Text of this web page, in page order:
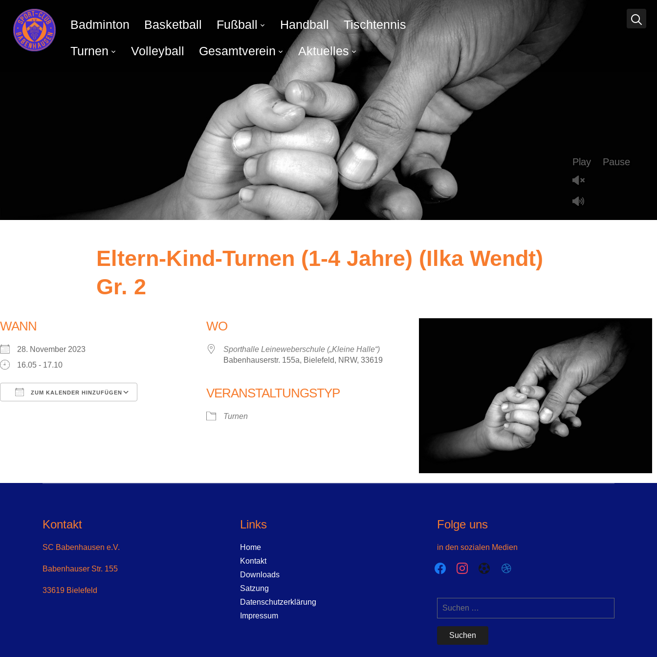
Badminton Basketball Fußball Handball
Tischtennis
Turnen
Volleyball Gesamtverein Aktuelles
Play Pause
Eltern-Kind-Turnen (1-4 Jahre) (Ilka Wendt)
Gr. 2
WANN
28. November 2023
16.05 - 17.10
ZUM KALENDER HINZUFÜGEN
Outlook Live
WO
Sporthalle Leineweberschule („Kleine Halle“)
Babenhauserstr. 155a, Bielefeld, NRW, 33619
VERANSTALTUNGSTYP
Turnen
Kontakt
SC Babenhausen e.V.
Babenhauser Str. 155
33619 Bielefeld
Links
Home
Kontakt
Downloads
Satzung
Datenschutzerklärung
Impressum
Folge uns
in den sozialen Medien
facebookinstagram
futbol-
dribbble
Suchen
nach: